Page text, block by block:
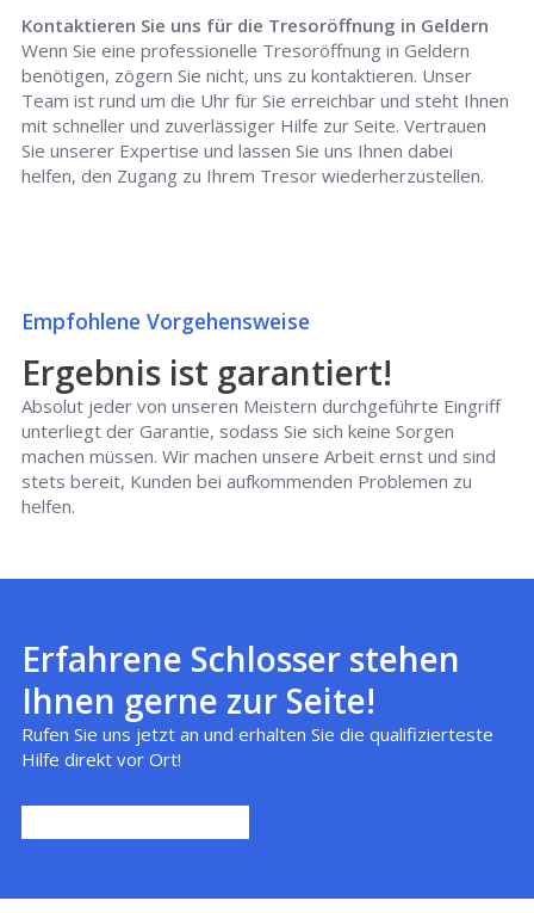
Kontaktieren Sie uns für die Tresoröffnung in Geldern
Wenn Sie eine professionelle Tresoröffnung in Geldern
benötigen, zögern Sie nicht, uns zu kontaktieren. Unser
Team ist rund um die Uhr für Sie erreichbar und steht Ihnen
mit schneller und zuverlässiger Hilfe zur Seite. Vertrauen
Sie unserer Expertise und lassen Sie uns Ihnen dabei
helfen, den Zugang zu Ihrem Tresor wiederherzustellen.
Empfohlene Vorgehensweise
Ergebnis ist garantiert!
Absolut jeder von unseren Meistern durchgeführte Eingriff
unterliegt der Garantie, sodass Sie sich keine Sorgen
machen müssen. Wir machen unsere Arbeit ernst und sind
stets bereit, Kunden bei aufkommenden Problemen zu
helfen.
Erfahrene Schlosser stehen
Ihnen gerne zur Seite!
Rufen Sie uns jetzt an und erhalten Sie die qualifizierteste
Hilfe direkt vor Ort!